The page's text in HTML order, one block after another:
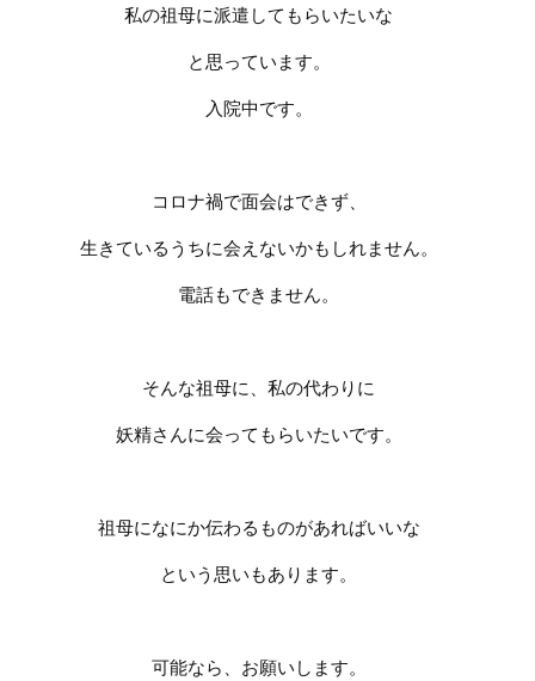
私の祖母に派遣してもらいたいな
と思っています。
入院中です。
コロナ禍で面会はできず、
生きているうちに会えないかもしれません。
電話もできません。
そんな祖母に、私の代わりに
妖精さんに会ってもらいたいです。
祖母になにか伝わるものがあればいいな
という思いもあります。
可能なら、お願いします。